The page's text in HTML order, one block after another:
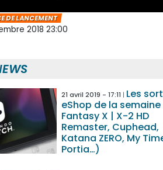
DE LANCEMENT
2018 23:00
21 avril 2019 - 17:11
Les
eShop de la
Fantasy X | X-2 HD
Remaster, Cuphead,
Katana ZERO, My
Portia…)